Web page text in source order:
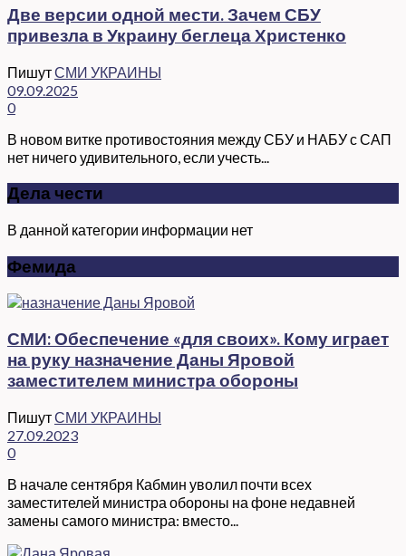
Две версии одной мести. Зачем СБУ
привезла в Украину беглеца Христенко
ПишутСМИ УКРАИНЫ
09.09.2025
0
В новом витке противостояния между СБУ и НАБУ с САП
нет ничего удивительного, если учесть...
Дела чести
В данной категории информации нет
Фемида
СМИ: Обеспечение «для своих». Кому играет
на руку назначение Даны Яровой
заместителем министра обороны
ПишутСМИ УКРАИНЫ
27.09.2023
0
В начале сентября Кабмин уволил почти всех
заместителей министра обороны на фоне недавней
замены самого министра: вместо...